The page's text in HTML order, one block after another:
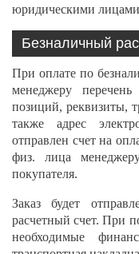
юридическими
Безналичный
При оплате по
менеджеру
позиций, реквизиты,
также адрес
отправлен счет на
физ. лица
покупателя.
Заказ будет
расчетный счет. При
необходимые